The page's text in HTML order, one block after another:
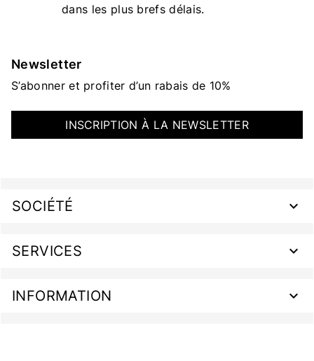
dans les plus brefs délais.
Newsletter
S’abonner et profiter d’un rabais de 10%
INSCRIPTION À LA NEWSLETTER
SOCIÉTÉ
SERVICES
INFORMATION